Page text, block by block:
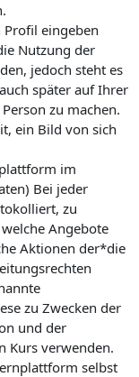
Profil eingeben
Nutzung der
jedoch steht es
später auf Ihrer
zu machen.
ein Bild von sich
im
Bei jeder
zu
Angebote
Aktionen der*die
zu Zwecken der
und der
Kurs verwenden.
selbst